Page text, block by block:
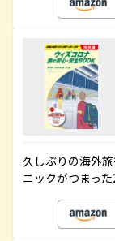
久しぶりの海外
ニックがつまっ